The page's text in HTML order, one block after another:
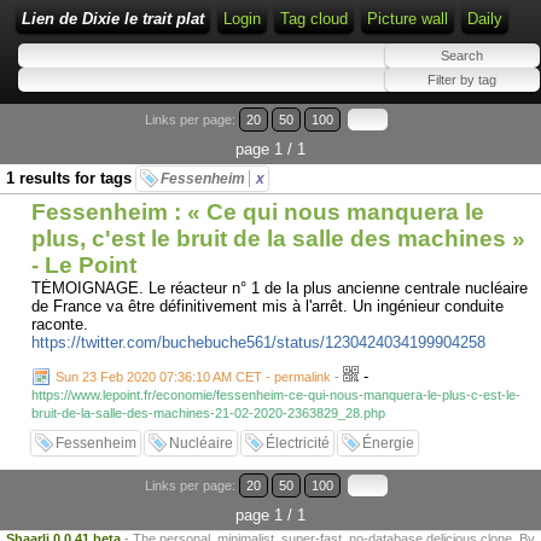
Lien de Dixie le trait plat Login Tag cloud Picture wall Daily
Links per page: 20 50 100
page 1 / 1
1 results for tags
Fessenheim x
Fessenheim : « Ce qui nous manquera le
plus, c'est le bruit de la salle des machines »
- Le Point
TÉMOIGNAGE. Le réacteur n° 1 de la plus ancienne centrale nucléaire
de France va être définitivement mis à l'arrêt. Un ingénieur conduite
raconte.
https://twitter.com/buchebuche561/status/1230424034199904258
Sun 23 Feb 2020 07:36:10 AM CET - permalink - -
https://www.lepoint.fr/economie/fessenheim-ce-qui-nous-manquera-le-plus-c-est-le-
bruit-de-la-salle-des-machines-21-02-2020-2363829_28.php
Fessenheim Nucléaire Électricité Énergie
Links per page: 20 50 100
page 1 / 1